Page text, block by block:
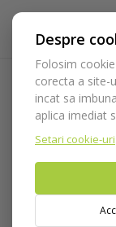
Despre
Folosim
corecta a site-
incat sa
aplica imediat
Setari cookie-uri
Acasa
Nu puteti plasa